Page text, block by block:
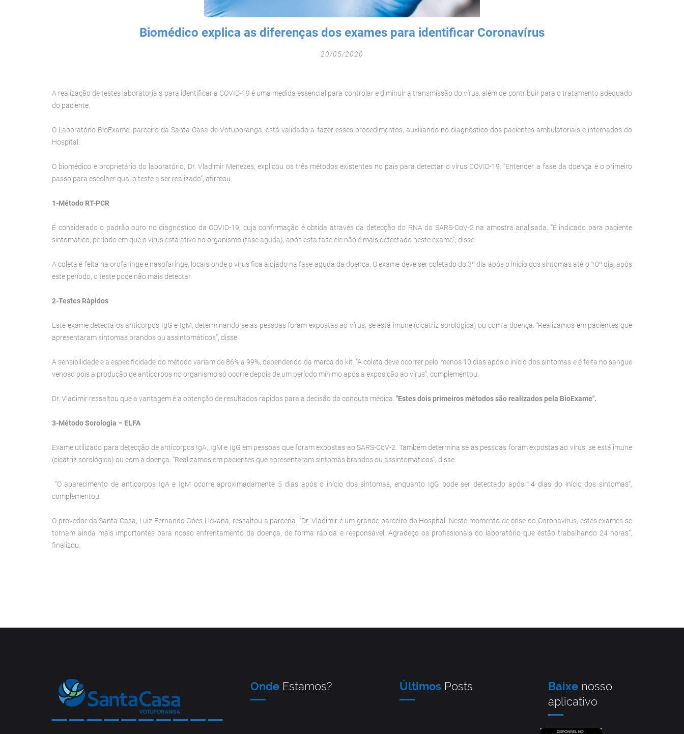
Biomédico explica as diferenças dos exames para identificar Coronavírus
20/05/2020
A realização de testes laboratoriais para identificar a COVID-19 é uma medida essencial para controlar e diminuir a transmissão do vírus, além de contribuir para o tratamento adequado
do paciente.
O Laboratório BioExame, parceiro da Santa Casa de Votuporanga, está validado a fazer esses procedimentos, auxiliando no diagnóstico dos pacientes ambulatoriais e internados do
Hospital.
O biomédico e proprietário do laboratório, Dr. Vladimir Menezes, explicou os três métodos existentes no país para detectar o vírus COVID-19. “Entender a fase da doença é o primeiro
passo para escolher qual o teste a ser realizado”, afirmou.
1-Método RT-PCR
É considerado o padrão ouro no diagnóstico da COVID-19, cuja confirmação é obtida através da detecção do RNA do SARS-CoV-2 na amostra analisada. “É indicado para paciente
sintomático, período em que o vírus está ativo no organismo (fase aguda), após esta fase ele não é mais detectado neste exame”, disse.
A coleta é feita na orofaringe e nasofaringe, locais onde o vírus fica alojado na fase aguda da doença. O exame deve ser coletado do 3º dia após o início dos sintomas até o 10º dia, após
este período, o teste pode não mais detectar.
2-Testes Rápidos
Este exame detecta os anticorpos IgG e IgM, determinando se as pessoas foram expostas ao vírus, se está imune (cicatriz sorológica) ou com a doença. “Realizamos em pacientes que
apresentaram sintomas brandos ou assintomáticos”, disse.
A sensibilidade e a especificidade do método variam de 86% a 99%, dependendo da marca do kit. “A coleta deve ocorrer pelo menos 10 dias após o início dos sintomas e é feita no sangue
venoso pois a produção de anticorpos no organismo só ocorre depois de um período mínimo após a exposição ao vírus”, complementou.
Dr. Vladimir ressaltou que a vantagem é a obtenção de resultados rápidos para a decisão da conduta médica. "Estes dois primeiros métodos são realizados pela BioExame".
3-Método Sorologia – ELFA
Exame utilizado para detecção de anticorpos IgA, IgM e IgG em pessoas que foram expostas ao SARS-CoV-2. Também determina se as pessoas foram expostas ao vírus, se está imune
(cicatriz sorológica) ou com a doença. “Realizamos em pacientes que apresentaram sintomas brandos ou assintomáticos”, disse.
“O aparecimento de anticorpos IgA e IgM ocorre aproximadamente 5 dias após o início dos sintomas, enquanto IgG pode ser detectado após 14 dias do início dos sintomas”,
complementou.
O provedor da Santa Casa, Luiz Fernando Góes Liévana, ressaltou a parceria. “Dr. Vladimir é um grande parceiro do Hospital. Neste momento de crise do Coronavírus, estes exames se
tornam ainda mais importantes para nosso enfrentamento da doença, de forma rápida e responsável. Agradeço os profissionais do laboratório que estão trabalhando 24 horas”,
finalizou.
Onde Estamos? ÚltimosPosts Baixe nosso
aplicativo